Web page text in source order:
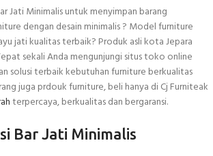
Jati Minimalis untuk menyimpan barang
dengan desain minimalis ? Model furniture
jati kualitas terbaik? Produk asli kota Jepara
sekali Anda mengunjungi situs toko online
solusi terbaik kebutuhan furniture berkualitas
juga prdouk furniture, beli hanya di Cj Furniteak
terpercaya, berkualitas dan bergaransi.
Bar Jati Minimalis